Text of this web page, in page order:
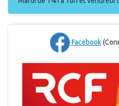
Facebook